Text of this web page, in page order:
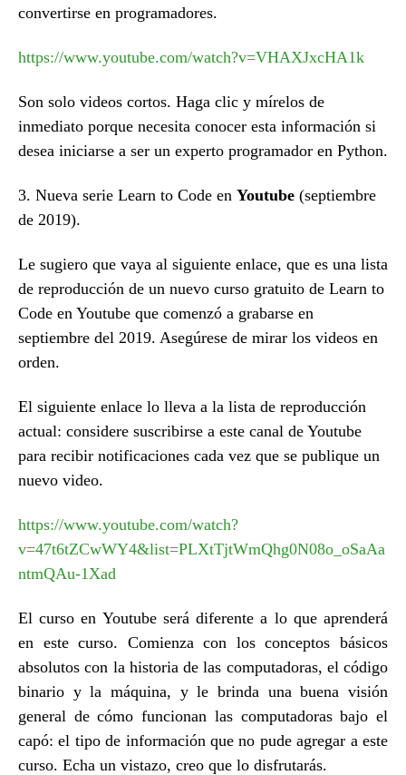
convertirse en programadores.
https://www.youtube.com/watch?v=VHAXJxcHA1k
Son solo videos cortos. Haga clic y mírelos de
inmediato porque necesita conocer esta información si
desea iniciarse a ser un experto programador en Python.
3. Nueva serie Learn to Code en Youtube (septiembre
de 2019).
Le sugiero que vaya al siguiente enlace, que es una lista
de reproducción de un nuevo curso gratuito de Learn to
Code en Youtube que comenzó a grabarse en
septiembre del 2019. Asegúrese de mirar los videos en
orden.
El siguiente enlace lo lleva a la lista de reproducción
actual: considere suscribirse a este canal de Youtube
para recibir notificaciones cada vez que se publique un
nuevo video.
https://www.youtube.com/watch?
v=47t6tZCwWY4&list=PLXtTjtWmQhg0N08o_oSaAa
ntmQAu-1Xad
El curso en Youtube será diferente a lo que aprenderá
en este curso. Comienza con los conceptos básicos
absolutos con la historia de las computadoras, el código
binario y la máquina, y le brinda una buena visión
general de cómo funcionan las computadoras bajo el
capó: el tipo de información que no pude agregar a este
curso. Echa un vistazo, creo que lo disfrutarás.